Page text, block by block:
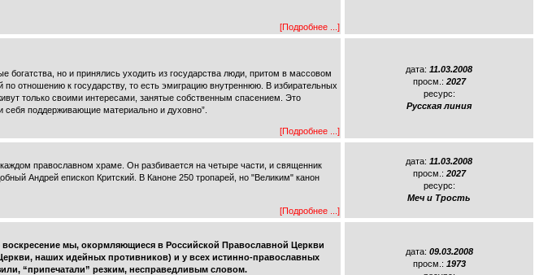
[Подробнее ...]
богатства, но и принялись уходить из государства люди, притом в массовом
отношению к государству, то есть эмиграцию внутреннюю. В избирательных
только своими интересами, занятые собственным спасением. Это
поддерживающие материально и духовно”.
[Подробнее ...]
дата: 11.03.2008
просм.: 2027
ресурс:
Русская линия
православном храме. Он разбивается на четыре части, и священник
Андрей епископ Критский. В Каноне 250 тропарей, но "Великим" канон
[Подробнее ...]
дата: 11.03.2008
просм.: 2027
ресурс:
Меч и Трость
мы, окормляющиеся в Российской Православной Церкви
наших идейных противников) и у всех истинно-православных
“припечатали” резким, несправедливым словом.
дата: 09.03.2008
просм.: 1973